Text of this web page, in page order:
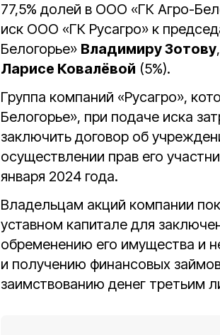
77,5% долей в ООО «ГК Агро-
иск ООО «ГК Русагро» к
Белогорье» Владимиру Зотову
Ларисе Ковалёвой (5%).
Группа компаний «Русагро»,
Белогорье», при подаче иска
заключить договор об
осуществлении прав его
января 2024 года.
Владельцам акций компании
уставном капитале для
обременению его имущества и
и получению финансовых
заимствованию денег третьим